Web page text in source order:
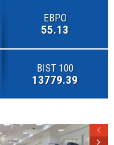
ЕВРО
55.13
BIST 100
13779.39